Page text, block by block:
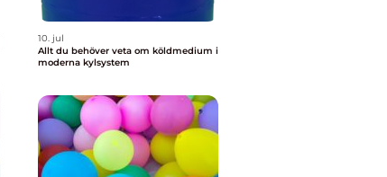
10. jul
Allt du behöver veta om köldmedium i
moderna kylsystem